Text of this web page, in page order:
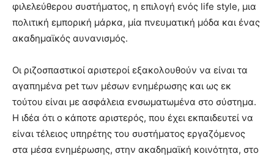
φιλελεύθερου συστήματος, η επιλογή ενός life style, μια
πολιτική εμπορική μάρκα, μία πνευματική μόδα και ένας
ακαδημαϊκός αυνανισμός.
Οι ριζοσπαστικοί αριστεροί εξακολουθούν να είναι τα
αγαπημένα pet των μέσων ενημέρωσης και ως εκ
τούτου είναι με ασφάλεια ενσωματωμένα στο σύστημα.
Η ιδέα ότι ο κάποτε αριστερός, που έχει εκπαιδευτεί να
είναι τέλειος υπηρέτης του συστήματος εργαζόμενος
στα μέσα ενημέρωσης, στην ακαδημαϊκή κοινότητα, στο